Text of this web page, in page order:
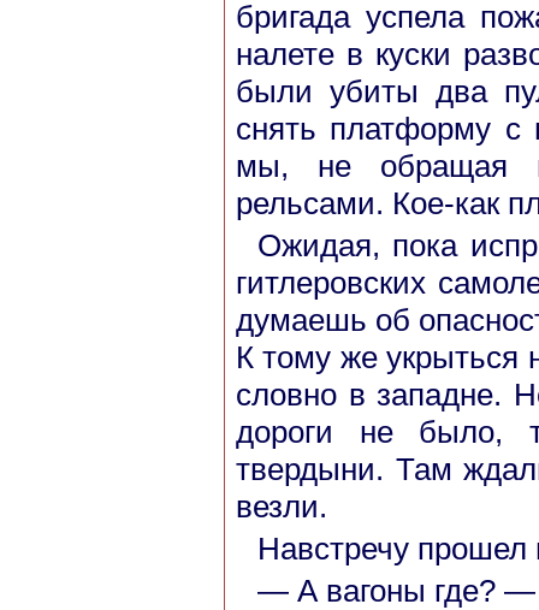
бригада успела
налете в куски
были убиты два
снять платформу с
мы, не обращая
рельсами. Кое-как
Ожидая, пока
гитлеровских
думаешь об
К тому же укрыться
словно в западне.
дороги не было,
твердыни. Там
везли.
Навстречу прошел
— А вагоны где?